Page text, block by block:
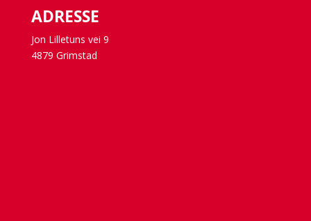
ADRESSE
Jon Lilletuns vei 9
4879 Grimstad